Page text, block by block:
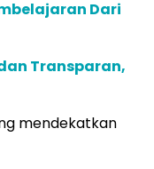
Dari
Transparan,
mendekatkan